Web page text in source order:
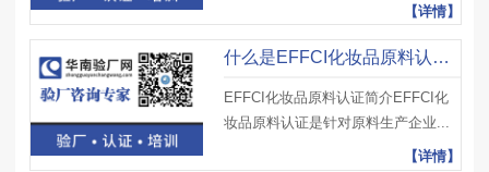
【详情】
什么是EFFCI化妆品原料认证？被驳回的常见原因有哪些？如何规避？
EFFCI化妆品原料认证简介EFFCI化
妆品原料认证是针对原料生产企业...
【详情】